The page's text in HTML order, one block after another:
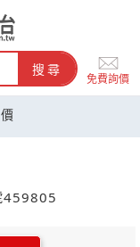
搜尋
免費詢價
459805